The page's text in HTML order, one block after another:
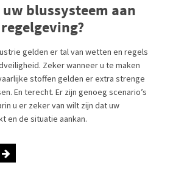
blussysteem aan
gelden er tal van wetten en regels
Zeker wanneer u te maken
stoffen gelden er extra strenge
En terecht. Er zijn genoeg scenario’s
u er zeker van wilt zijn dat uw
en de situatie aankan.